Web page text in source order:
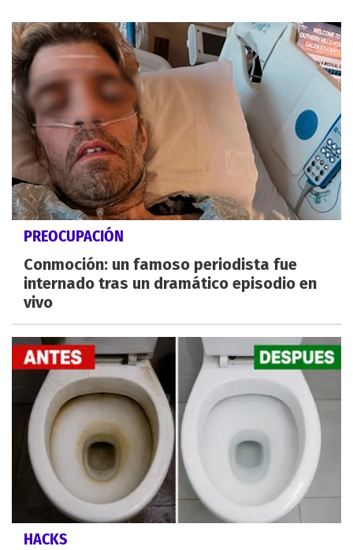
PREOCUPACIÓN
Conmoción: un famoso periodista fue
internado tras un dramático episodio en
vivo
HACKS